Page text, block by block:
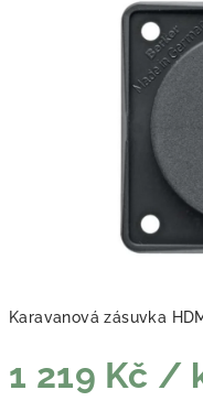
Karavanová zásuvka
1 219 Kč /